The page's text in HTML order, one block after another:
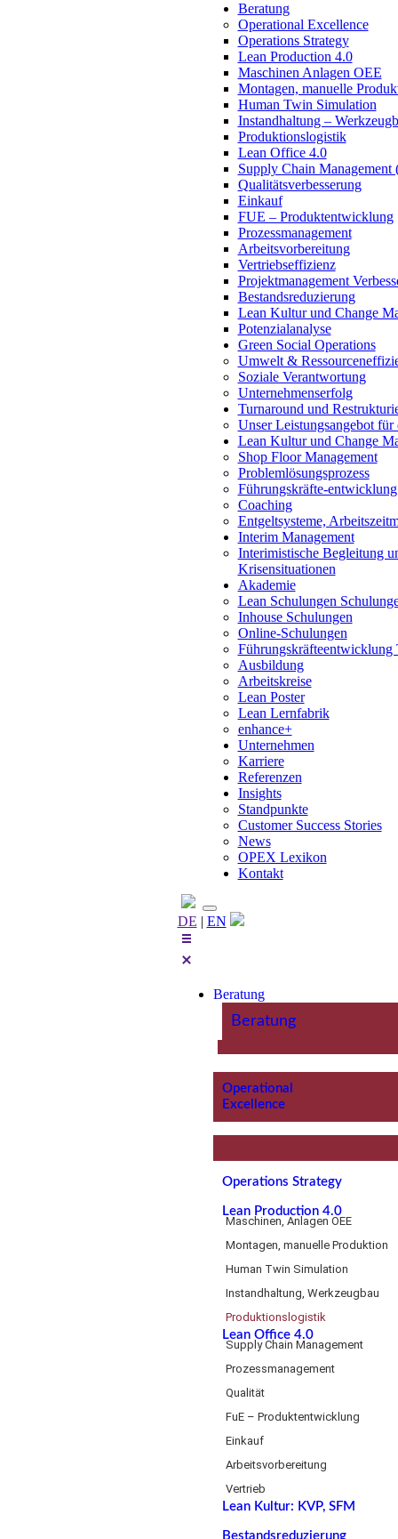
Beratung
Operational Excellence
Operations Strategy
Lean Production 4.0
Maschinen Anlagen OEE
Montagen, manuelle
Human Twin Simulation
Instandhaltung –
Produktionslogistik
Lean Office 4.0
Supply Chain Management
Qualitätsverbesserung
Einkauf
FUE – Produktentwicklung
Prozessmanagement
Arbeitsvorbereitung
Vertriebseffizienz
Projektmanagement
Bestandsreduzierung
Lean Kultur und Change
Potenzialanalyse
Green Social Operations
Umwelt &
Soziale Verantwortung
Unternehmenserfolg
Turnaround und
Unser Leistungsangebot
Lean Kultur und Change
Shop Floor Management
Problemlösungsprozess
Führungskräfte-entwicklung
Coaching
Entgeltsysteme,
Interim Management
Interimistische Begleitung
Krisensituationen
Akademie
Lean Schulungen
Inhouse Schulungen
Online-Schulungen
Führungskräfteentwicklung
Ausbildung
Arbeitskreise
Lean Poster
Lean Lernfabrik
enhance+
Unternehmen
Karriere
Referenzen
Insights
Standpunkte
Customer Success Stories
News
OPEX Lexikon
Kontakt
DE | EN
Beratung
Beratung
Operational
Excellence
Operations Strategy
Lean Production 4.0
Maschinen, Anlagen OEE
Montagen, manuelle Produktion
Human Twin Simulation
Instandhaltung, Werkzeugbau
Produktionslogistik
Lean Office 4.0
Supply Chain Management
Prozessmanagement
Qualität
FuE – Produktentwicklung
Einkauf
Arbeitsvorbereitung
Vertrieb
Lean Kultur: KVP, SFM
Bestandsreduzierung